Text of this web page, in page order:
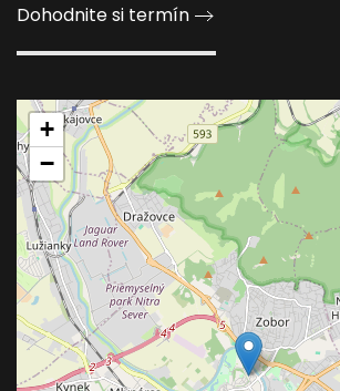
Dohodnite si termín
+
−